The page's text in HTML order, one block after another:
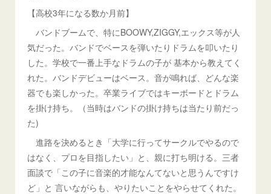
【高校3年になる数か月前】
バンドブームで、特にBOOWY,ZIGGY,エックス等が人
気だった。バンドでベースを弾いたりドラムを叩いたり
した。学校で一番上手なドラムの子が 基本から教えてく
れた。バンドデビューはベース。音が鳴れば、どんな楽
器でも楽しかった。卒業ライブではキーボードとドラム
を掛け持ち。（当時はバンドの掛け持ちは当たり前だっ
た)
進路を決めるとき「大学に行ってサークルでやるので
はなく、プロを目指したい」と、親に打ち明ける。三者
面談で「この子に音楽的才能なんてないと思うんですけ
ど」と 言いながらも、やりたいことをやらせてくれた。